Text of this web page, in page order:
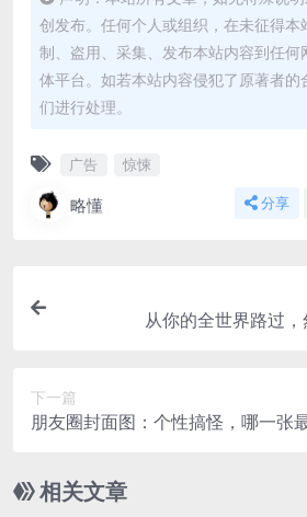
创发布。任何个人或组织，在未征得本
制、盗用、采集、发布本站内容到任何
体平台。如若本站内容侵犯了原著者的
们进行处理。
广告 惊悚
略懂 分享
从你的全世界路过
下一篇
朋友圈封面图：个性搞怪，哪一张
相关文章